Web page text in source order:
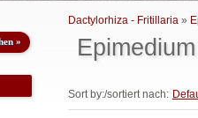
Epimedium
Dactylorhiza - Fritillaria»
Sort by:/sortiert nach: